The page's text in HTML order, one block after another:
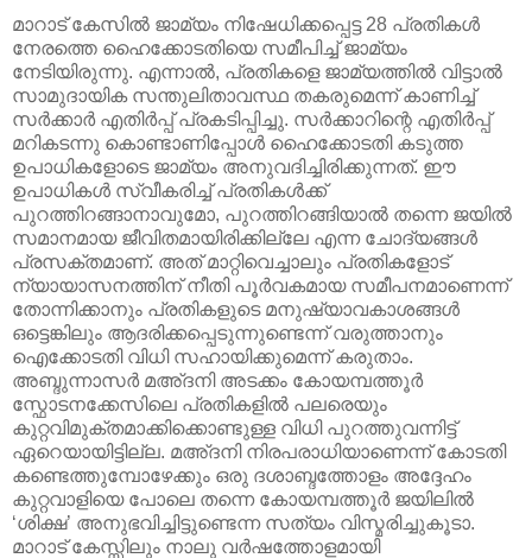
മാറാട് കേസില്‍ ജാമ്യം നിഷേധിക്കപ്പെട്ട 28 പ്രതികള്‍
നേരത്തെ ഹൈക്കോടതിയെ സമീപിച്ച് ജാമ്യം
നേടിയിരുന്നു. എന്നാല്‍, പ്രതികളെ ജാമ്യത്തില്‍ വിട്ടാല്‍
സാമുദായിക സന്തുലിതാവസ്ഥ തകരുമെന്ന് കാണിച്ച്
സര്‍ക്കാര്‍ എതിര്‍പ്പ് പ്രകടിപ്പിച്ചു. സര്‍ക്കാറിന്റെ എതിര്‍പ്പ്
മറികടന്നു കൊണ്ടാണിപ്പോള്‍ ഹൈക്കോടതി കടുത്ത
ഉപാധികളോടെ ജാമ്യം അനുവദിച്ചിരിക്കുന്നത്. ഈ
ഉപാധികള്‍ സ്വീകരിച്ച് പ്രതികള്‍ക്ക്
പുറത്തിറങ്ങാനാവുമോ, പുറത്തിറങ്ങിയാല്‍ തന്നെ ജയില്‍
സമാനമായ ജീവിതമായിരിക്കില്ലേ എന്ന ചോദ്യങ്ങള്‍
പ്രസക്തമാണ്. അത് മാറ്റിവെച്ചാലും പ്രതികളോട്
ന്യായാസനത്തിന് നീതി പൂര്‍വകമായ സമീപനമാണെന്ന്
തോന്നിക്കാനും പ്രതികളുടെ മനുഷ്യാവകാശങ്ങള്‍
ഒട്ടെങ്കിലും ആദരിക്കപ്പെടുന്നുണ്ടെന്ന് വരുത്താനും
ഐക്കോടതി വിധി സഹായിക്കുമെന്ന് കരുതാം.
അബ്ദുന്നാസര്‍ മ‌അ്ദനി അടക്കം കോയമ്പത്തൂര്‍
സ്ഫോടനക്കേസിലെ പ്രതികളില്‍ പലരെയും
കുറ്റവിമുക്തമാക്കിക്കൊണ്ടുള്ള വിധി പുറത്തുവന്നിട്ട്
ഏറെയായിട്ടില്ല. മ‌അ്ദനി നിരപരാധിയാണെന്ന് കോടതി
കണ്ടെത്തുമ്പോഴേക്കും ഒരു ദശാബ്ദത്തോളം അദ്ദേഹം
കുറ്റവാളിയെ പോലെ തന്നെ കോയമ്പത്തൂര്‍ ജയിലില്‍
‘ശിക്ഷ’ അനുഭവിച്ചിട്ടുണ്ടെന്ന സത്യം വിസ്മരിച്ചുകൂടാ.
മാറാട് കേസ്സിലും നാലു വര്‍ഷത്തോളമായി